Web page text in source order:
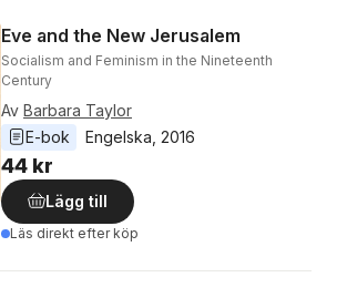
Eve and the New Jerusalem
Socialism and Feminism in the Nineteenth
Century
Av Barbara Taylor
E-bok
Engelska, 2016
44 kr
Lägg till
Läs direkt efter köp